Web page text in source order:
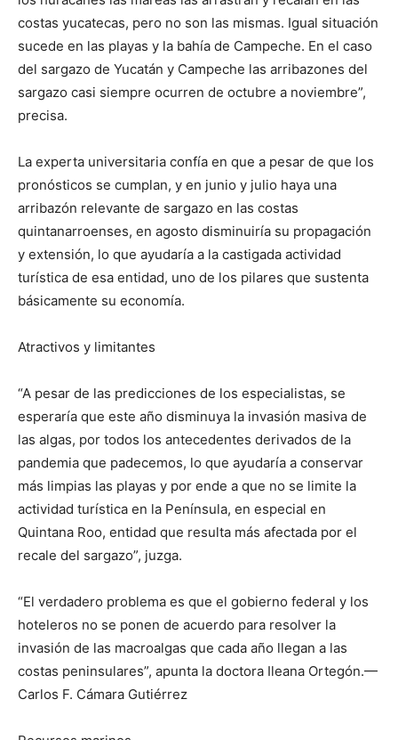
costas yucatecas, pero no son las mismas. Igual situación
sucede en las playas y la bahía de Campeche. En el caso
del sargazo de Yucatán y Campeche las arribazones del
sargazo casi siempre ocurren de octubre a noviembre”,
precisa.
La experta universitaria confía en que a pesar de que los
pronósticos se cumplan, y en junio y julio haya una
arribazón relevante de sargazo en las costas
quintanarroenses, en agosto disminuiría su propagación
y extensión, lo que ayudaría a la castigada actividad
turística de esa entidad, uno de los pilares que sustenta
básicamente su economía.
Atractivos y limitantes
“A pesar de las predicciones de los especialistas, se
esperaría que este año disminuya la invasión masiva de
las algas, por todos los antecedentes derivados de la
pandemia que padecemos, lo que ayudaría a conservar
más limpias las playas y por ende a que no se limite la
actividad turística en la Península, en especial en
Quintana Roo, entidad que resulta más afectada por el
recale del sargazo”, juzga.
“El verdadero problema es que el gobierno federal y los
hoteleros no se ponen de acuerdo para resolver la
invasión de las macroalgas que cada año llegan a las
costas peninsulares”, apunta la doctora Ileana Ortegón.—
Carlos F. Cámara Gutiérrez